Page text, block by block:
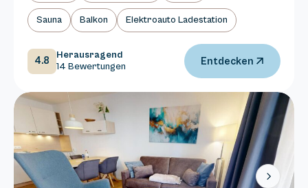
Sauna Balkon Elektroauto Ladestation
4.8
Herausragend
14 Bewertungen
Entdecken
Next